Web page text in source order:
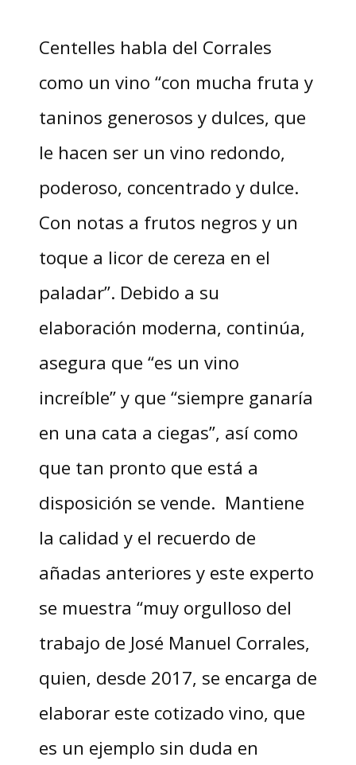
Centelles habla del Corrales
como un vino “con mucha fruta y
taninos generosos y dulces, que
le hacen ser un vino redondo,
poderoso, concentrado y dulce.
Con notas a frutos negros y un
toque a licor de cereza en el
paladar”. Debido a su
elaboración moderna, continúa,
asegura que “es un vino
increíble” y que “siempre ganaría
en una cata a ciegas”, así como
que tan pronto que está a
disposición se vende. Mantiene
la calidad y el recuerdo de
añadas anteriores y este experto
se muestra “muy orgulloso del
trabajo de José Manuel Corrales,
quien, desde 2017, se encarga de
elaborar este cotizado vino, que
es un ejemplo sin duda en